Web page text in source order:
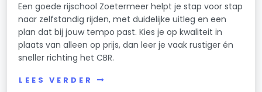
Een goede rijschool Zoetermeer helpt je stap voor stap
naar zelfstandig rijden, met duidelijke uitleg en een
plan dat bij jouw tempo past. Kies je op kwaliteit in
plaats van alleen op prijs, dan leer je vaak rustiger én
sneller richting het CBR.
LEES VERDER